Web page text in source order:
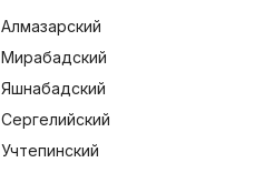
Алмазарский
Мирабадский
Яшнабадский
Сергелийский
Учтепинский